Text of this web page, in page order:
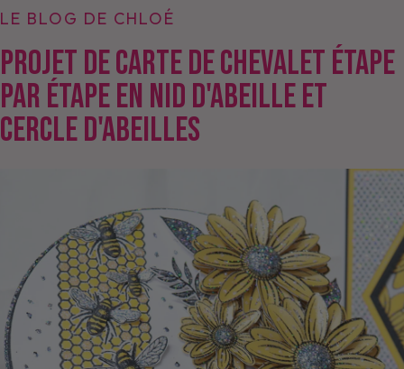
LE BLOG DE CHLOÉ
PROJET DE CARTE DE CHEVALET ÉTAPE
PAR ÉTAPE EN NID D'ABEILLE ET
CERCLE D'ABEILLES